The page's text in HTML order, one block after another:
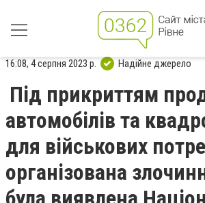
16:08, 4 серпня 2023 р. Надійне джерело
Під прикриттям
автомобілів та
для військових
організована